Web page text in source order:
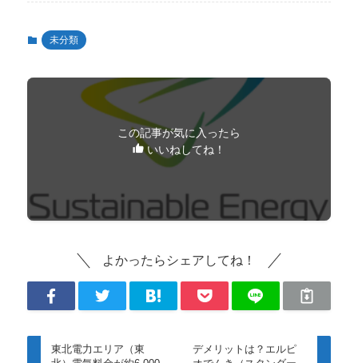
未分類
この記事が気に入ったら
いいねしてね！
よかったらシェアしてね！
東北電力エリア（東
デメリットは？エルピ